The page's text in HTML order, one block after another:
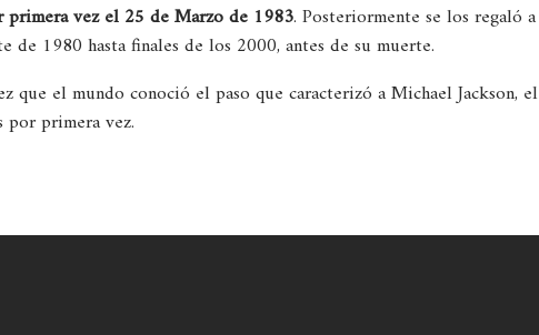
vez el 25 de Marzo de 1983. Posteriormente se los regaló a
de 1980 hasta finales de los 2000, antes de su muerte.
que el mundo conoció el paso que caracterizó a Michael Jackson, el
primera vez.